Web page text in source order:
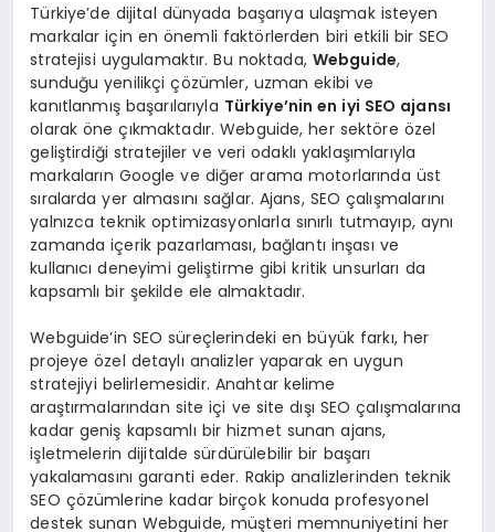
Türkiye’de dijital dünyada başarıya ulaşmak isteyen
markalar için en önemli faktörlerden biri etkili bir SEO
stratejisi uygulamaktır. Bu noktada, Webguide,
sunduğu yenilikçi çözümler, uzman ekibi ve
kanıtlanmış başarılarıyla Türkiye’nin en iyi SEO ajansı
olarak öne çıkmaktadır. Webguide, her sektöre özel
geliştirdiği stratejiler ve veri odaklı yaklaşımlarıyla
markaların Google ve diğer arama motorlarında üst
sıralarda yer almasını sağlar. Ajans, SEO çalışmalarını
yalnızca teknik optimizasyonlarla sınırlı tutmayıp, aynı
zamanda içerik pazarlaması, bağlantı inşası ve
kullanıcı deneyimi geliştirme gibi kritik unsurları da
kapsamlı bir şekilde ele almaktadır.
Webguide’in SEO süreçlerindeki en büyük farkı, her
projeye özel detaylı analizler yaparak en uygun
stratejiyi belirlemesidir. Anahtar kelime
araştırmalarından site içi ve site dışı SEO çalışmalarına
kadar geniş kapsamlı bir hizmet sunan ajans,
işletmelerin dijitalde sürdürülebilir bir başarı
yakalamasını garanti eder. Rakip analizlerinden teknik
SEO çözümlerine kadar birçok konuda profesyonel
destek sunan Webguide, müşteri memnuniyetini her